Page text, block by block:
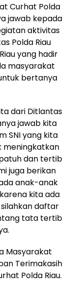
Curhat Polda
jawab kepada
aktivitas
Polda Riau
yang hadir
masyarakat
bertanya
dari Ditlantas
jawab kita
SNI yang kita
meningkatkan
dan tertib
juga berikan
anak-anak
kita ada
daftar
tata tertib
Masyarakat
Terimakasih
Polda Riau.